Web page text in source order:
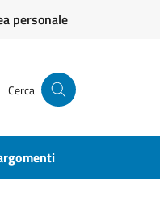
personale
Cerca